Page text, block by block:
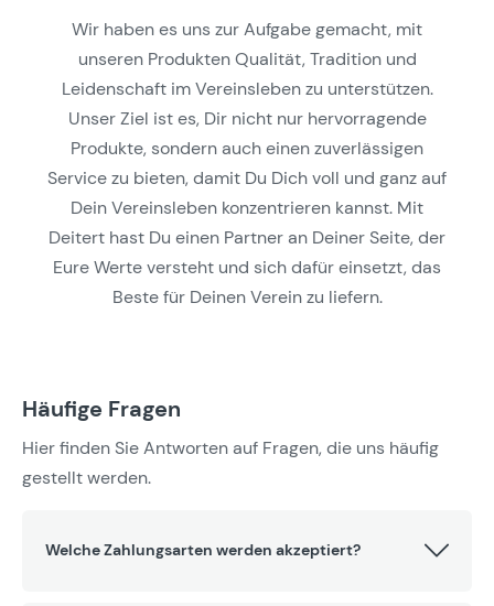
Wir haben es uns zur Aufgabe gemacht, mit
unseren Produkten Qualität, Tradition und
Leidenschaft im Vereinsleben zu unterstützen.
Unser Ziel ist es, Dir nicht nur hervorragende
Produkte, sondern auch einen zuverlässigen
Service zu bieten, damit Du Dich voll und ganz auf
Dein Vereinsleben konzentrieren kannst. Mit
Deitert hast Du einen Partner an Deiner Seite, der
Eure Werte versteht und sich dafür einsetzt, das
Beste für Deinen Verein zu liefern.
Häufige Fragen
Hier finden Sie Antworten auf Fragen, die uns häufig
gestellt werden.
Welche Zahlungsarten werden akzeptiert?